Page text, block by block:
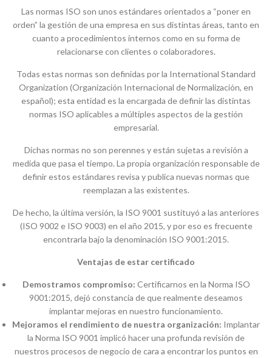
Las normas ISO son unos estándares orientados a “poner en
orden” la gestión de una empresa en sus distintas áreas, tanto en
cuanto a procedimientos internos como en su forma de
relacionarse con clientes o colaboradores.
Todas estas normas son definidas por la International Standard
Organization (Organización Internacional de Normalización, en
español); esta entidad es la encargada de definir las distintas
normas ISO aplicables a múltiples aspectos de la gestión
empresarial.
Dichas normas no son perennes y están sujetas a revisión a
medida que pasa el tiempo. La propia organización responsable de
definir estos estándares revisa y publica nuevas normas que
reemplazan a las existentes.
De hecho, la última versión, la ISO 9001 sustituyó a las anteriores
(ISO 9002 e ISO 9003) en el año 2015, y por eso es frecuente
encontrarla bajo la denominación ISO 9001:2015.
Ventajas de estar certificado
Demostramos compromiso: Certificarnos en la Norma ISO
9001:2015, dejó constancia de que realmente deseamos
implantar mejoras en nuestro funcionamiento.
Mejoramos el rendimiento de nuestra organización: Implantar
la Norma ISO 9001 implicó hacer una profunda revisión de
nuestros procesos de negocio de cara a encontrar los puntos en